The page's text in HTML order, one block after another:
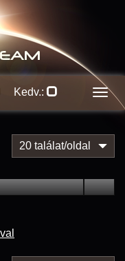
Kedv.:
20 találat/oldal